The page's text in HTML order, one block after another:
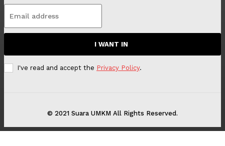
I WANT IN
I've read and accept the Privacy Policy.
© 2021 Suara UMKM All Rights Reserved.